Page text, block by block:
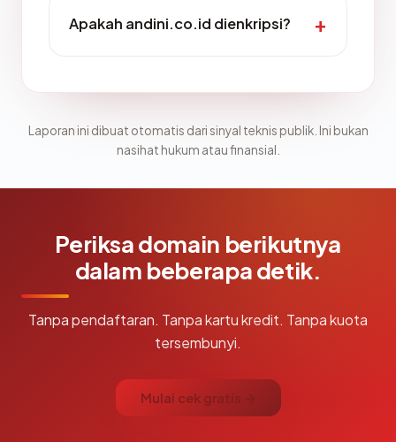
Apakah andini.co.id dienkripsi?
Laporan ini dibuat otomatis dari sinyal teknis publik. Ini bukan
nasihat hukum atau finansial.
Periksa domain berikutnya
dalam beberapa detik.
Tanpa pendaftaran. Tanpa kartu kredit. Tanpa kuota
tersembunyi.
Mulai cek gratis →